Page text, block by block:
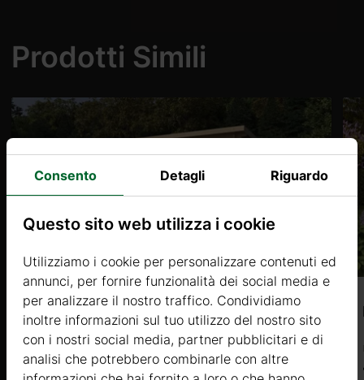
Prodotti Simili
CAPUCINE 1 (34mm) 4×2,5m, 10㎡
Prezzo da
1772 €
Consento Detagli Riguardo
Questo sito web utilizza i cookie
Utilizziamo i cookie per personalizzare contenuti ed
annunci, per fornire funzionalità dei social media e
per analizzare il nostro traffico. Condividiamo
inoltre informazioni sul tuo utilizzo del nostro sito
con i nostri social media, partner pubblicitari e di
analisi che potrebbero combinarle con altre